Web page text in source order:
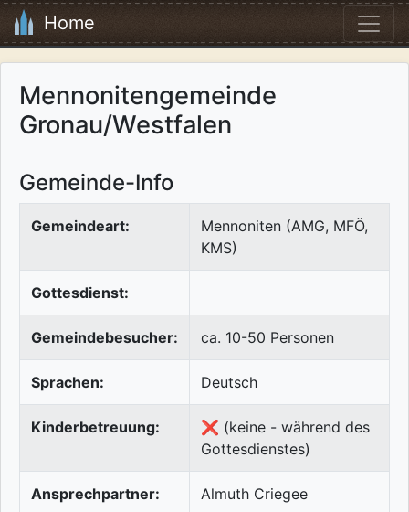
Home
Mennonitengemeinde
Gronau/Westfalen
Gemeinde-Info
Gemeindeart:
Mennoniten (AMG, MFÖ,
KMS)
Gottesdienst:
Gemeindebesucher: ca. 10-50 Personen
Sprachen: Deutsch
Kinderbetreuung:
❌ (keine - während des
Gottesdienstes)
Ansprechpartner: Almuth Criegee